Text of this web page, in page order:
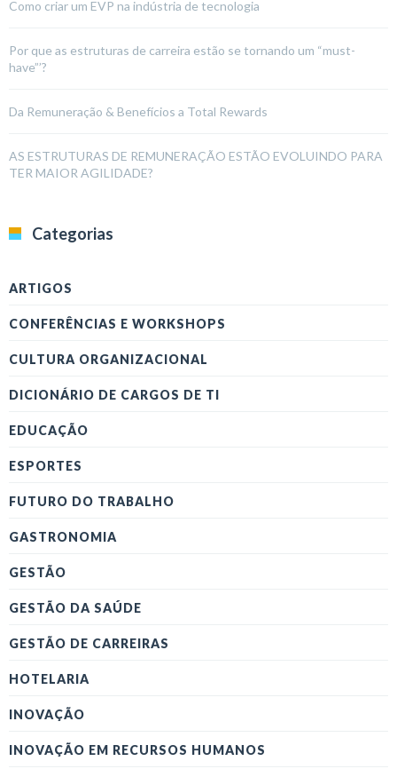
Como criar um EVP na indústria de tecnologia
Por que as estruturas de carreira estão se tornando um “must-
have”’?
Da Remuneração & Benefícios a Total Rewards
AS ESTRUTURAS DE REMUNERAÇÃO ESTÃO EVOLUINDO PARA
TER MAIOR AGILIDADE?
Categorias
ARTIGOS
CONFERÊNCIAS E WORKSHOPS
CULTURA ORGANIZACIONAL
DICIONÁRIO DE CARGOS DE TI
EDUCAÇÃO
ESPORTES
FUTURO DO TRABALHO
GASTRONOMIA
GESTÃO
GESTÃO DA SAÚDE
GESTÃO DE CARREIRAS
HOTELARIA
INOVAÇÃO
INOVAÇÃO EM RECURSOS HUMANOS